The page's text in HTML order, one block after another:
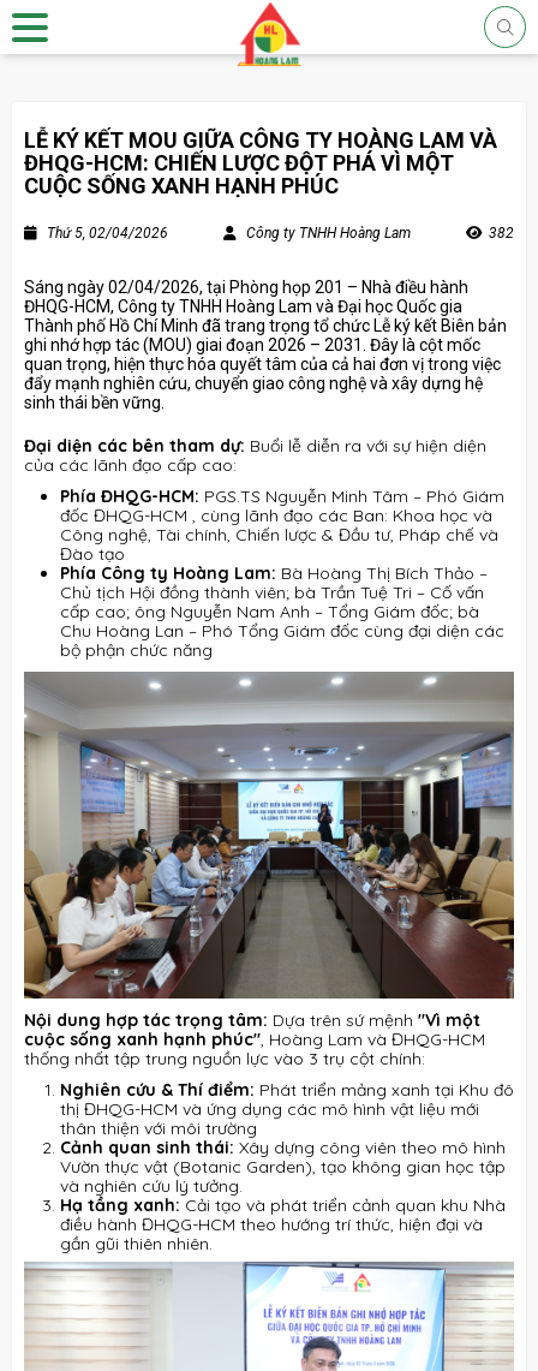
LỄ KÝ KẾT MOU GIỮA CÔNG TY HOÀNG LAM VÀ
ĐHQG-HCM: CHIẾN LƯỢC ĐỘT PHÁ VÌ MỘT
CUỘC SỐNG XANH HẠNH PHÚC
Thứ 5, 02/04/2026 Công ty TNHH Hoàng Lam 382
Sáng ngày 02/04/2026, tại Phòng họp 201 – Nhà điều hành
ĐHQG-HCM, Công ty TNHH Hoàng Lam và Đại học Quốc gia
Thành phố Hồ Chí Minh đã trang trọng tổ chức Lễ ký kết Biên bản
ghi nhớ hợp tác (MOU) giai đoạn 2026 – 2031 Đây là cột mốc
quan trọng, hiện thực hóa quyết tâm của cả hai đơn vị trong việc
đẩy mạnh nghiên cứu, chuyển giao công nghệ và xây dựng hệ
sinh thái bền vững
Đại diện các bên tham dự: Buổi lễ diễn ra với sự hiện diện
của các lãnh đạo cấp cao:
Phía ĐHQG-HCM: PGS.TS Nguyễn Minh Tâm – Phó Giám
đốc ĐHQG-HCM , cùng lãnh đạo các Ban: Khoa học và
Công nghệ, Tài chính, Chiến lược & Đầu tư, Pháp chế và
Đào tạo
Phía Công ty Hoàng Lam: Bà Hoàng Thị Bích Thảo –
Chủ tịch Hội đồng thành viên; bà Trần Tuệ Tri – Cố vấn
cấp cao; ông Nguyễn Nam Anh – Tổng Giám đốc; bà
Chu Hoàng Lan – Phó Tổng Giám đốc cùng đại diện các
bộ phận chức năng
Nội dung hợp tác trọng tâm: Dựa trên sứ mệnh "Vì một
cuộc sống xanh hạnh phúc", Hoàng Lam và ĐHQG-HCM
thống nhất tập trung nguồn lực vào 3 trụ cột chính:
Nghiên cứu & Thí điểm: Phát triển mảng xanh tại Khu đô
thị ĐHQG-HCM và ứng dụng các mô hình vật liệu mới
thân thiện với môi trường
Cảnh quan sinh thái: Xây dựng công viên theo mô hình
Vườn thực vật (Botanic Garden), tạo không gian học tập
và nghiên cứu lý tưởng.
Hạ tầng xanh: Cải tạo và phát triển cảnh quan khu Nhà
điều hành ĐHQG-HCM theo hướng trí thức, hiện đại và
gần gũi thiên nhiên.